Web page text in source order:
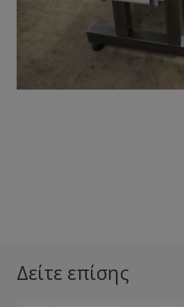
Δείτε επίσης